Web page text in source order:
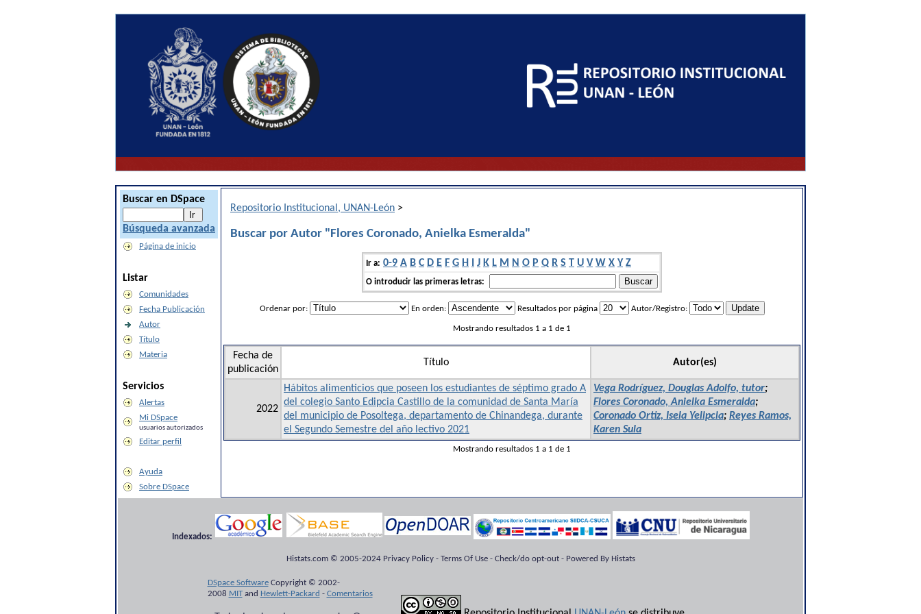
Buscar en DSpace
Búsqueda avanzada
Página de inicio
Listar
Comunidades
Fecha Publicación
Autor
Título
Materia
Servicios
Alertas
Mi DSpace
usuarios autorizados
Editar perfil
Ayuda
Sobre DSpace
Repositorio Institucional, UNAN-León >
Buscar por Autor "Flores Coronado, Anielka Esmeralda"
Ir a: 0-9 A B C D E F G H I J K L M N O P Q R S T U V W X Y Z
O introducir las primeras letras:
Ordenar por: En orden: Resultados por página Autor/Registro:
Mostrando resultados 1 a 1 de 1
Fecha de
publicación
Título Autor(es)
2022
Hábitos alimenticios que poseen los estudiantes de séptimo grado A
del colegio Santo Edipcia Castillo de la comunidad de Santa María
del municipio de Posoltega, departamento de Chinandega, durante
el Segundo Semestre del año lectivo 2021
Vega Rodríguez, Douglas Adolfo, tutor;
Flores Coronado, Anielka Esmeralda;
Coronado Ortiz, Isela Yelipcia; Reyes Ramos,
Karen Sula
Mostrando resultados 1 a 1 de 1
Indexados:
Histats.com © 2005-2024 Privacy Policy - Terms Of Use - Check/do opt-out - Powered By Histats
DSpace SoftwareCopyright © 2002-
2008 MITand Hewlett-Packard - Comentarios